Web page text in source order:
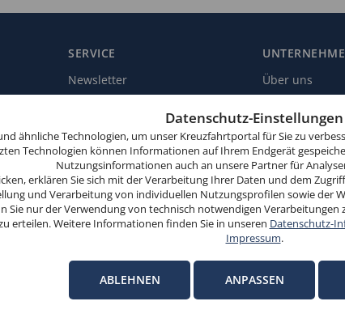
SERVICE
Newsletter
Landausflüge
Schiffsliegeplätze
Parkplätze
Über uns
Affiliate-
ImpressumDatenschutz-Informationen
Datenschutz-Einstellungen
ähnliche Technologien, um unser Kreuzfahrtportal für Sie zu
Technologien können Informationen auf Ihrem Endgerät
Nutzungsinformationen auch an unsere Partner für
erklären Sie sich mit der Verarbeitung Ihrer Daten und dem
und Verarbeitung von individuellen Nutzungsprofilen sowie der
Sie nur der Verwendung von technisch notwendigen
erteilen. Weitere Informationen finden Sie in unseren Datenschutz-
Impressum.
ABLEHNEN ANPASSEN